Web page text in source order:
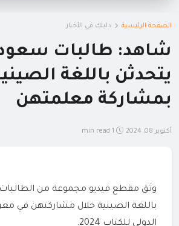
الصفحة الرئيسية دليلك في الأخبار
شاهد: طالبات
يتحدثن باللغة
بمشاركة معلمتهن
أكتوبر 08, 2024 1 min read
وثق مقطع فيديو مجموعة من
باللغة الصينية خلال مشاركتهن في
الدولي للكتاب 2024.